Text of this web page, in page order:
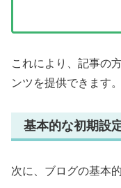
これにより、記事の
ンツを提供できます。
基本的な初期設
次に、ブログの基本